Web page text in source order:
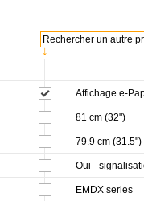
↓
Rechercher un autre
Affichage e-
81 cm (32")
79.9 cm (31.5")
Oui -
EMDX series